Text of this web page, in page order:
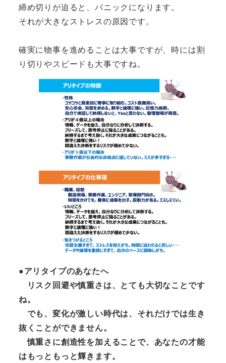
締め切りが迫ると、パニックになります。
それが大きなストレスの原因です。
確実に物事を進めることは大事ですが、時には割
り切りやスピードも大事ですね。
●アリタイプのあなたへ
リスク回避や慎重さは、とても大切なことです
ね。
でも、変化が激しい時代は、それだけでは生き
抜くことができません。
慎重さに創造性を加えることで、あなたの才能
はもっともっと輝きます。